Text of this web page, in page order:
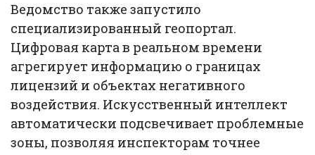
Ведомство также запустило
специализированный геопортал.
Цифровая карта в реальном времени
агрегирует информацию о границах
лицензий и объектах негативного
воздействия. Искусственный интеллект
автоматически подсвечивает проблемные
зоны, позволяя инспекторам точнее